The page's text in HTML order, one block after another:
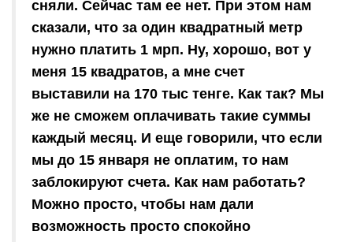
сняли. Сейчас там ее нет. При этом нам
сказали, что за один квадратный метр
нужно платить 1 мрп. Ну, хорошо, вот у
меня 15 квадратов, а мне счет
выставили на 170 тыс тенге. Как так? Мы
же не сможем оплачивать такие суммы
каждый месяц. И еще говорили, что если
мы до 15 января не оплатим, то нам
заблокируют счета. Как нам работать?
Можно просто, чтобы нам дали
возможность просто спокойно